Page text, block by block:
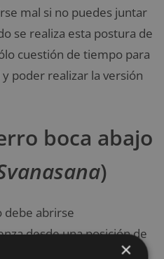
mal si no puedes juntar
se realiza esta postura de
cuestión de tiempo para
y poder realizar la versión
boca abajo
)
debe abrirse
desde una posición de
los pies mantengan un×